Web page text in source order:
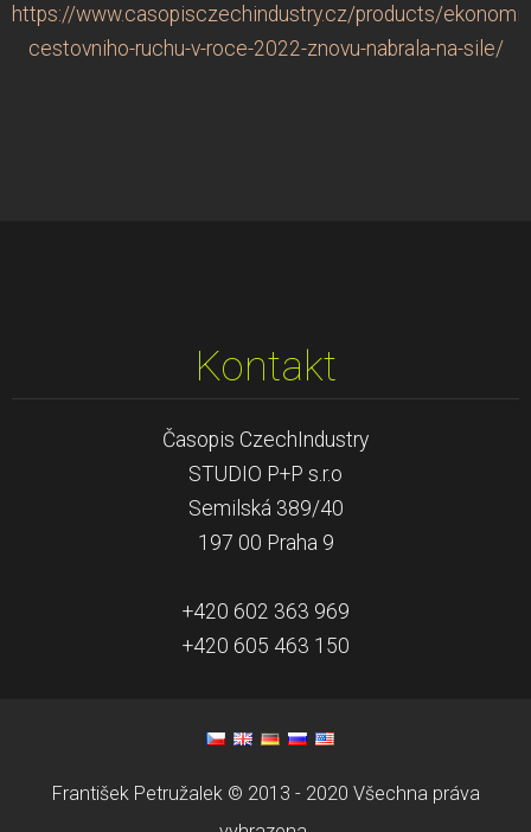
https://www.casopisczechindustry.cz/products/
cestovniho-ruchu-v-roce-2022-znovu-nabrala-na-sile/
Kontakt
Časopis CzechIndustry
STUDIO P+P s.r.o
Semilská 389/40
197 00 Praha 9
+420 602 363 969
+420 605 463 150
František Petružalek © 2013 - 2020 Všechna práva